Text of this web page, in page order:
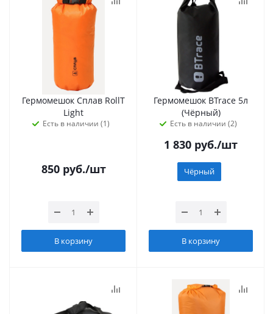
Гермомешок Сплав RollT
Light
Есть в наличии (1)
850руб./шт
В корзину
Гермомешок BTrace 5л
(Чёрный)
Есть в наличии (2)
1 830 руб./шт
Чёрный
В корзину